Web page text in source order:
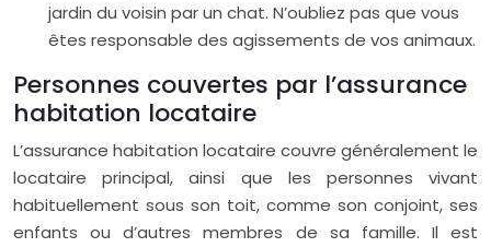
jardin du voisin par un chat. N’oubliez pas que vous
êtes responsable des agissements de vos animaux.
Personnes couvertes par l’assurance
habitation locataire
L’assurance habitation locataire couvre généralement le
locataire principal, ainsi que les personnes vivant
habituellement sous son toit, comme son conjoint, ses
enfants ou d’autres membres de sa famille. Il est